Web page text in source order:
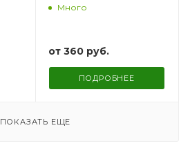
Много
от 360 руб.
ПОДРОБНЕЕ
ПОКАЗАТЬ ЕЩЕ